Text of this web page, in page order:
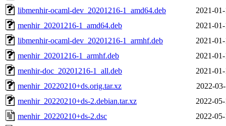
libmenhir-ocaml-dev_20201216-1_amd64.deb
2021-
menhir_20201216-1_amd64.deb
2021-
libmenhir-ocaml-dev_20201216-1_armhf.deb
2021-
menhir_20201216-1_armhf.deb
2021-
menhir-doc_20201216-1_all.deb
2021-
menhir_20220210+ds.orig.tar.xz
2022-
menhir_20220210+ds-2.debian.tar.xz
2022-
menhir_20220210+ds-2.dsc
2022-